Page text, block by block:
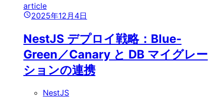
article
2025年12月4日
NestJS デプロイ戦略：Blue-
Green／Canary と DB マイグレー
ションの連携
NestJS